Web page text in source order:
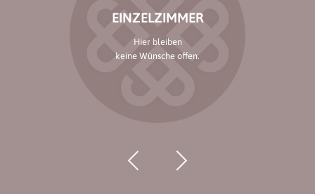
EINZELZIMMER
Hier bleiben
keine Wünsche offen.